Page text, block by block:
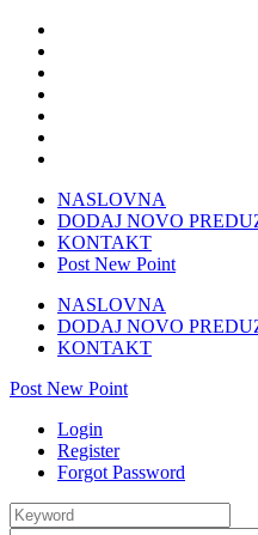
NASLOVNA
DODAJ NOVO
KONTAKT
Post New Point
NASLOVNA
DODAJ NOVO
KONTAKT
Post New Point
Login
Register
Forgot Password